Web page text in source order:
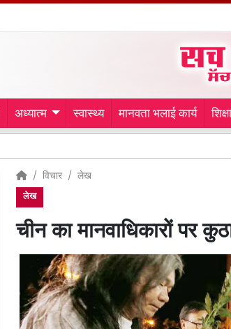
अध्यात्म स्वास्थ्य मानवता भलाई कार्य
विचार लेख
लेख
चीन का मानवाधिकारों पर